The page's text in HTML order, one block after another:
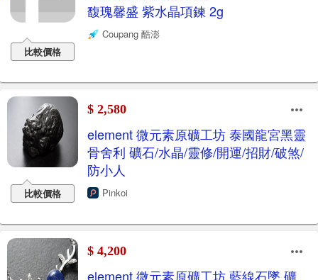
比較價格
馥瑰馨盛 紫水晶項鍊 2g
Coupang 酷澎
比較價格
$ 2,580
element 微元素原礦工坊 泰國龍宮黑靈
骨舍利 礦石/水晶/靈修/開運/招財/破煞/
防小人
Pinkoi
$ 4,200
element 微元素原礦工坊 藍線石墜 礦